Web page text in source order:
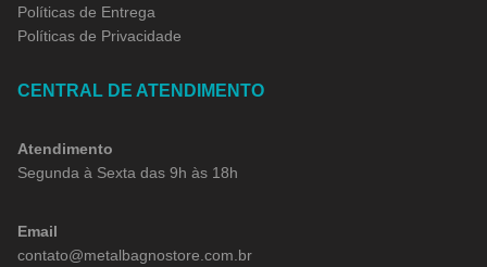
Políticas de Entrega
Políticas de Privacidade
CENTRAL DE ATENDIMENTO
Atendimento
Segunda à Sexta das 9h às 18h
Email
contato@metalbagnostore.com.br